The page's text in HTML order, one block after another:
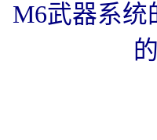
M6武器系统